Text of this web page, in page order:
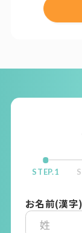
STEP.1
お名前(漢字)